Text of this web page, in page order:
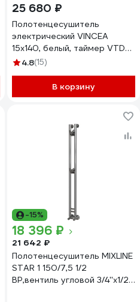
25 680 ₽
Полотенцесушитель
электрический VINCEA
15x140, белый, таймер VTD-
1DWE
4.8(15)
В корзину
-15%
18 396 ₽
21 642 ₽
Полотенцесушитель MIXLINE
STAR 1 150/7,5 1/2
ВР,вентиль угловой 3/4''х1/2''